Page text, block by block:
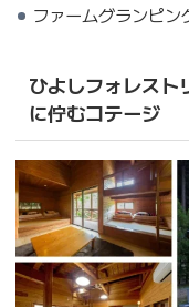
ファームグランピン
ひよしフォレスト
に佇むコテージ